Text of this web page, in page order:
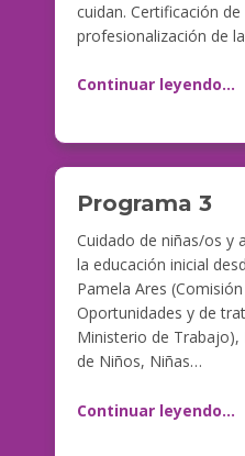
cuidan. Certificación
profesionalización de
Continuar leyendo…
Programa 3
Cuidado de niñas/os y
la educación inicial
Pamela Ares
Oportunidades y de
Ministerio de
de Niños, Niñas…
Continuar leyendo…